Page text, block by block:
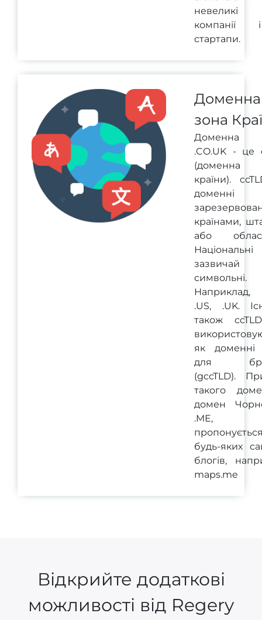
невеликі
компанії і
стартапи.
Доменна
зона
Доменна
.CO.UK - це
(доменна
країни).
доменні
країнами,
або
зазвичай
символьні.
.US, .UK.
також
як доменні
для
(gccTLD).
такого
домен
.ME,
будь-яких
блогів,
maps.me
Відкрийте додаткові
можливості від Regery